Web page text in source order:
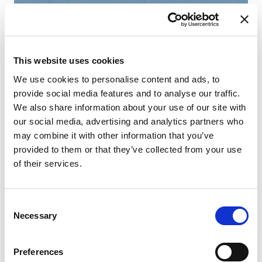
This website uses cookies
We use cookies to personalise content and ads, to
provide social media features and to analyse our traffic.
We also share information about your use of our site with
our social media, advertising and analytics partners who
may combine it with other information that you’ve
provided to them or that they’ve collected from your use
of their services.
Selection
Necessary
Preferences